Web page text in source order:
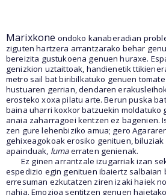
Marixkone ondoko kanaberadian
ziguten hartzera arrantzarako behar
bereizita gustukoena genuen huraxe.
genizkion uztaittoak, handienetik
metro sail bat biribilkatuko genuen
hustuaren gerrian, dendaren
erosteko xoxa pilatu arte. Berun puska
baina uharri koxkor batzuekin moldatuko
anaia zaharragoei kentzen ez bagenien.
zen gure lehenbiziko amua; gero
gehixeagokoak erosiko genituen,
apainduak, lumaerraten genienak.
Ez ginen arrantzale izugarriak izan
espedizio egin genituen ibaiertz salbaian
erresuman ezkutatzen ziren izaki haiek
nahia. Emozioa sentitzen genuen